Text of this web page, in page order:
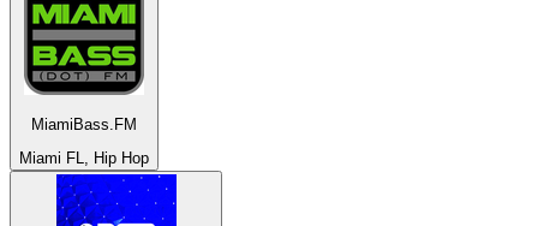
MiamiBass.FM
Miami FL, Hip Hop